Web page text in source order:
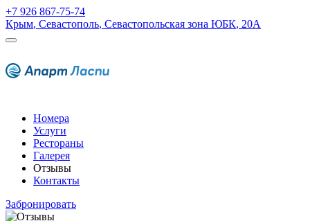
+7 926 867-75-74
Крым, Севастополь, Севастопольская зона ЮБК, 20А
Номера
Услуги
Рестораны
Галерея
Отзывы
Контакты
Забронировать